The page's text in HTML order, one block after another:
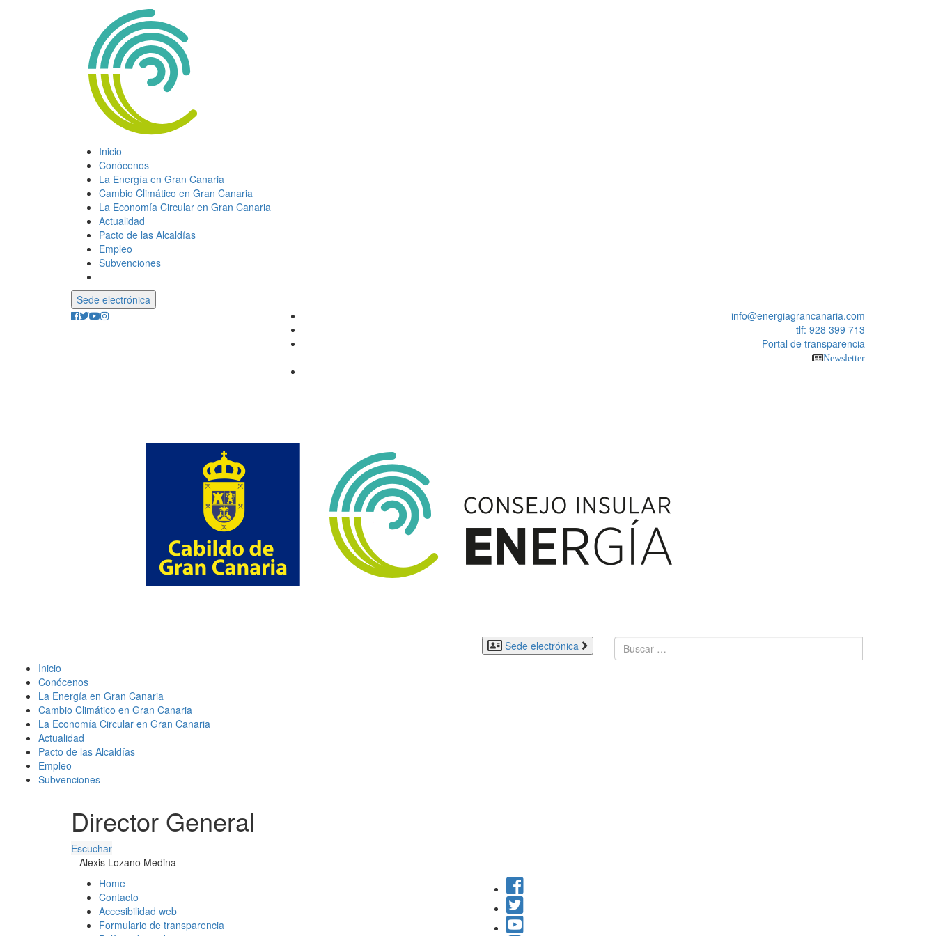
Inicio
Conócenos
La Energía en Gran Canaria
Cambio Climático en Gran Canaria
La Economía Circular en Gran Canaria
Actualidad
Pacto de las Alcaldías
Empleo
Subvenciones
Sede electrónica
info@energiagrancanaria.com
tlf: 928 399 713
Portal de transparencia
Newsletter
Sede electrónica
Inicio
Conócenos
La Energía en Gran Canaria
Cambio Climático en Gran Canaria
La Economía Circular en Gran Canaria
Actualidad
Pacto de las Alcaldías
Empleo
Subvenciones
Director General
Escuchar
– Alexis Lozano Medina
Home
Contacto
Accesibilidad web
Formulario de transparencia